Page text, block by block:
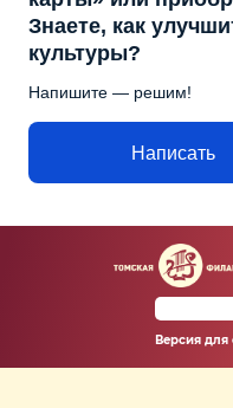
Знаете, как
культуры?
Напишите — решим!
Написать
Версия